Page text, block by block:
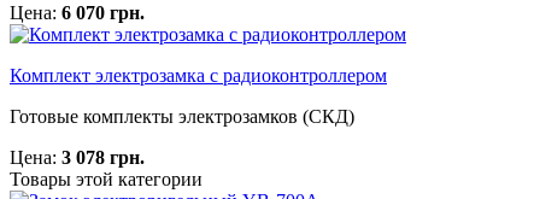
Цена: 6 070 грн.
Комплект электрозамка с радиоконтроллером
Готовые комплекты электрозамков (СКД)
Цена: 3 078 грн.
Товары этой категории